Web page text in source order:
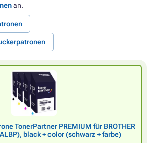
an.
TonerPartner PREMIUM für BROTHER
black + color (schwarz + farbe)